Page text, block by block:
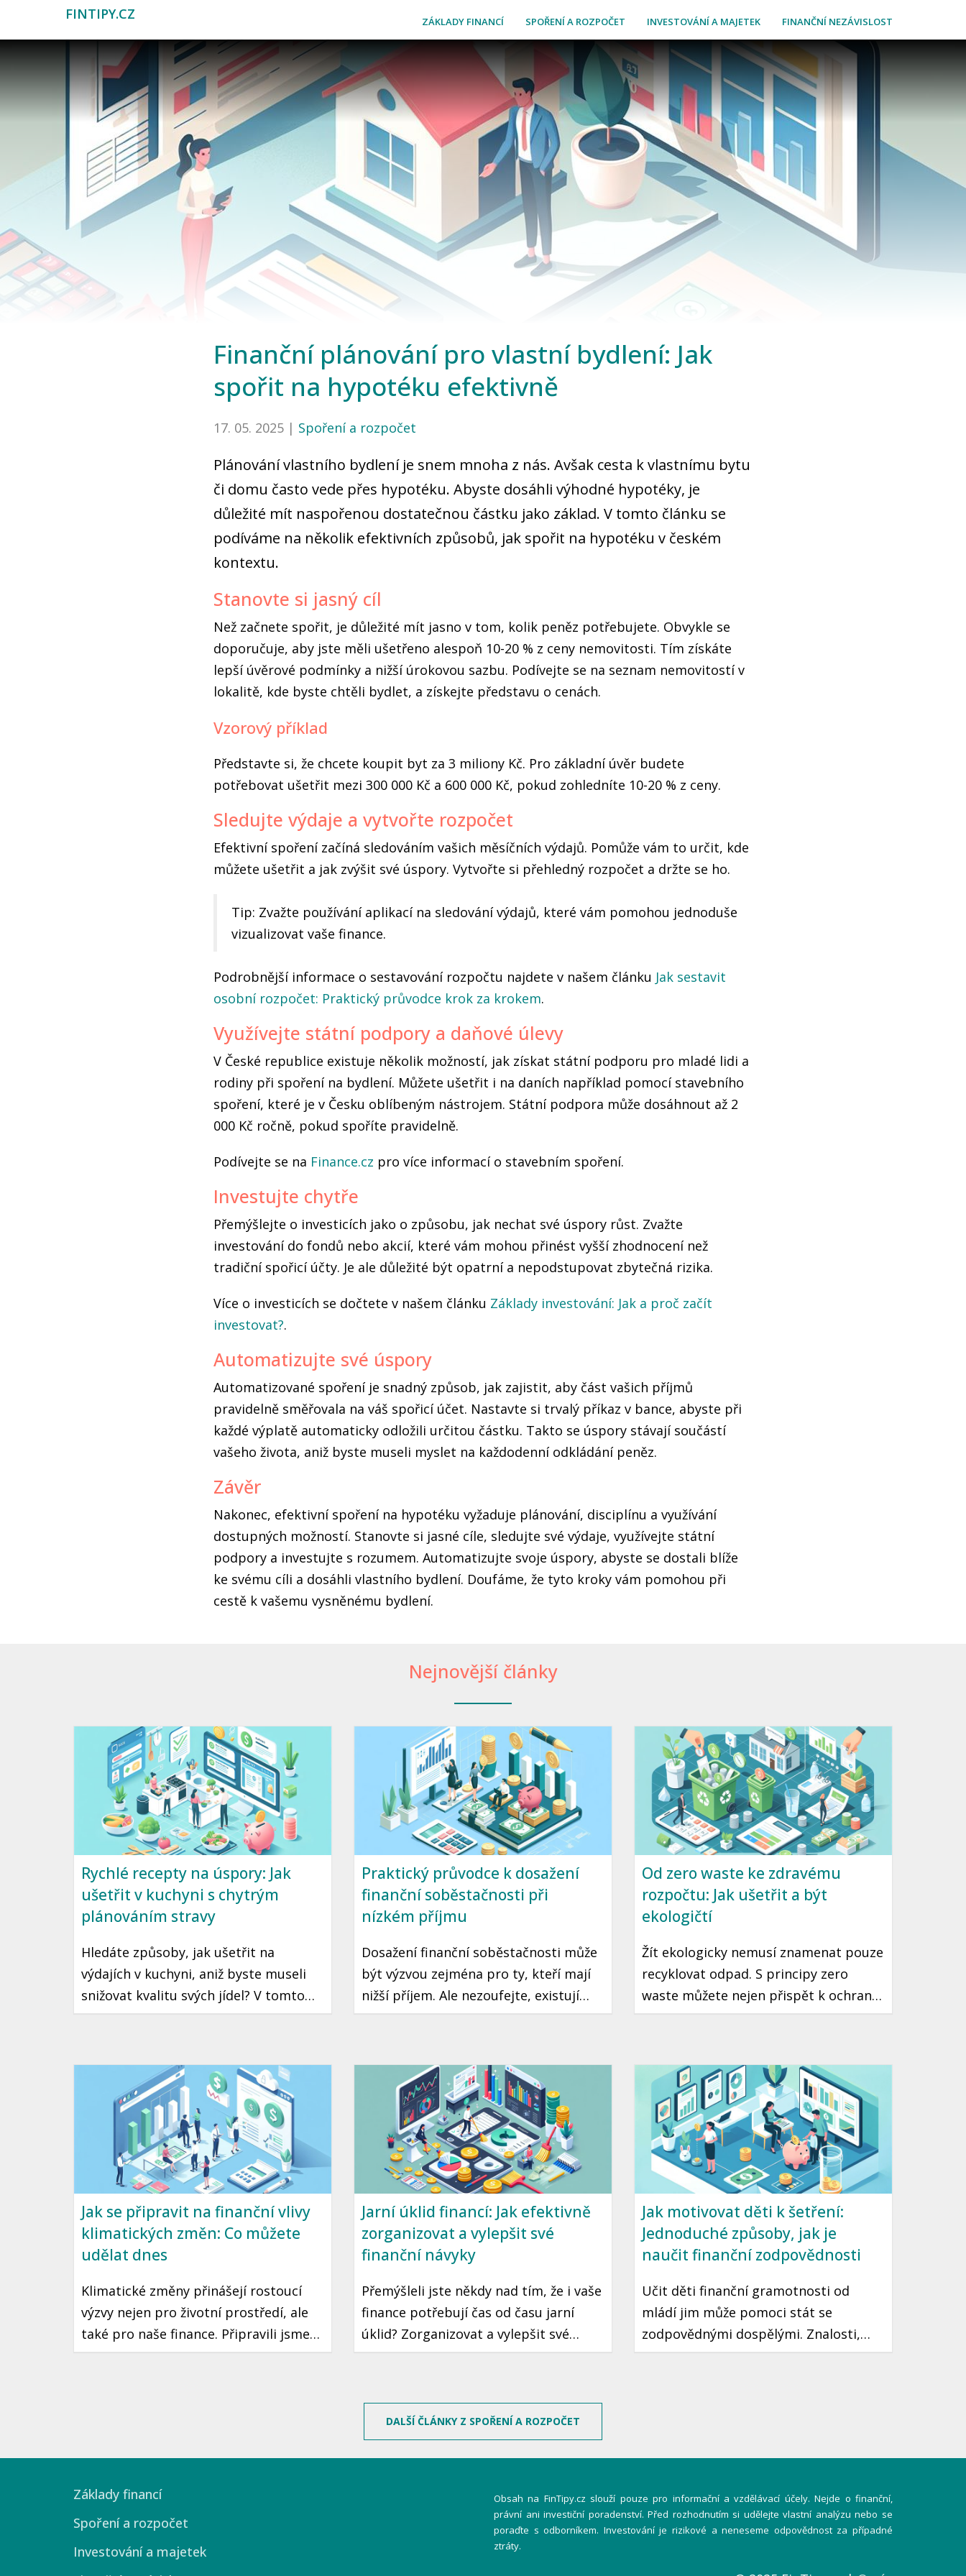
FINTIPY.CZ ZÁKLADY FINANCÍ SPOŘENÍ A ROZPOČET INVESTOVÁNÍ A MAJETEK FINANČNÍ NEZÁVISLOST
Finanční plánování pro vlastní bydlení: Jak
spořit na hypotéku efektivně
17. 05. 2025 | Spoření a rozpočet
Plánování vlastního bydlení je snem mnoha z nás. Avšak cesta k vlastnímu bytu
či domu často vede přes hypotéku. Abyste dosáhli výhodné hypotéky, je
důležité mít naspořenou dostatečnou částku jako základ. V tomto článku se
podíváme na několik efektivních způsobů, jak spořit na hypotéku v českém
kontextu.
Stanovte si jasný cíl
Než začnete spořit, je důležité mít jasno v tom, kolik peněz potřebujete. Obvykle se
doporučuje, aby jste měli ušetřeno alespoň 10-20 % z ceny nemovitosti. Tím získáte
lepší úvěrové podmínky a nižší úrokovou sazbu. Podívejte se na seznam nemovitostí v
lokalitě, kde byste chtěli bydlet, a získejte představu o cenách.
Vzorový příklad
Představte si, že chcete koupit byt za 3 miliony Kč. Pro základní úvěr budete
potřebovat ušetřit mezi 300 000 Kč a 600 000 Kč, pokud zohledníte 10-20 % z ceny.
Sledujte výdaje a vytvořte rozpočet
Efektivní spoření začíná sledováním vašich měsíčních výdajů. Pomůže vám to určit, kde
můžete ušetřit a jak zvýšit své úspory. Vytvořte si přehledný rozpočet a držte se ho.
Tip: Zvažte používání aplikací na sledování výdajů, které vám pomohou jednoduše
vizualizovat vaše finance.
Podrobnější informace o sestavování rozpočtu najdete v našem článku Jak sestavit
osobní rozpočet: Praktický průvodce krok za krokem.
Využívejte státní podpory a daňové úlevy
V České republice existuje několik možností, jak získat státní podporu pro mladé lidi a
rodiny při spoření na bydlení. Můžete ušetřit i na daních například pomocí stavebního
spoření, které je v Česku oblíbeným nástrojem. Státní podpora může dosáhnout až 2
000 Kč ročně, pokud spoříte pravidelně.
Podívejte se na Finance.cz pro více informací o stavebním spoření.
Investujte chytře
Přemýšlejte o investicích jako o způsobu, jak nechat své úspory růst. Zvažte
investování do fondů nebo akcií, které vám mohou přinést vyšší zhodnocení než
tradiční spořicí účty. Je ale důležité být opatrní a nepodstupovat zbytečná rizika.
Více o investicích se dočtete v našem článku Základy investování: Jak a proč začít
investovat?.
Automatizujte své úspory
Automatizované spoření je snadný způsob, jak zajistit, aby část vašich příjmů
pravidelně směřovala na váš spořicí účet. Nastavte si trvalý příkaz v bance, abyste při
každé výplatě automaticky odložili určitou částku. Takto se úspory stávají součástí
vašeho života, aniž byste museli myslet na každodenní odkládání peněz.
Závěr
Nakonec, efektivní spoření na hypotéku vyžaduje plánování, disciplínu a využívání
dostupných možností. Stanovte si jasné cíle, sledujte své výdaje, využívejte státní
podpory a investujte s rozumem. Automatizujte svoje úspory, abyste se dostali blíže
ke svému cíli a dosáhli vlastního bydlení. Doufáme, že tyto kroky vám pomohou při
cestě k vašemu vysněnému bydlení.
Nejnovější články
Rychlé recepty na úspory: Jak
ušetřit v kuchyni s chytrým
plánováním stravy
Hledáte způsoby, jak ušetřit na
výdajích v kuchyni, aniž byste museli
snižovat kvalitu svých jídel? V tomto
článku vám nabízíme praktické tipy,
pokrmy. Zaměříme se na strategie,
které jsou snadno aplikovatelné a
přizpůsobené českému prostředí.
Praktický průvodce k dosažení
finanční soběstačnosti při
nízkém příjmu
Dosažení finanční soběstačnosti může
být výzvou zejména pro ty, kteří mají
nižší příjem. Ale nezoufejte, existují
praktické kroky a strategie, které vám
šetřit a investovat i s omezeným
rozpočtem.
Od zero waste ke zdravému
rozpočtu: Jak ušetřit a být
ekologičtí
Žít ekologicky nemusí znamenat pouze
recyklovat odpad. S principy zero
waste můžete nejen přispět k ochraně
planety, ale také výrazně ušetřit
začít žít udržitelně, aniž byste zatížili
svou peněženku.
Jak se připravit na finanční vlivy
klimatických změn: Co můžete
udělat dnes
Klimatické změny přinášejí rostoucí
výzvy nejen pro životní prostředí, ale
také pro naše finance. Připravili jsme
pro vás užitečné tipy, jak se vypořádat
Jarní úklid financí: Jak efektivně
zorganizovat a vylepšit své
finanční návyky
Přemýšleli jste někdy nad tím, že i vaše
finance potřebují čas od času jarní
úklid? Zorganizovat a vylepšit své
finanční návyky je krok, který může
Ukázeme vám, jak na to jednoduše a
prakticky.
Jak motivovat děti k šetření:
Jednoduché způsoby, jak je
naučit finanční zodpovědnosti
Učit děti finanční gramotnosti od
mládí jim může pomoci stát se
zodpovědnými dospělými. Znalosti,
které si osvojí, jim mohou sloužit po
DALŠÍ ČLÁNKY Z SPOŘENÍ A ROZPOČET
Základy financí
Spoření a rozpočet
Investování a majetek
Obsah na FinTipy.cz slouží pouze pro informační a vzdělávací účely. Nejde o finanční,
právní ani investiční poradenství. Před rozhodnutím si udělejte vlastní analýzu nebo se
poraďte s odborníkem. Investování je rizikové a neneseme odpovědnost za případné
ztráty.